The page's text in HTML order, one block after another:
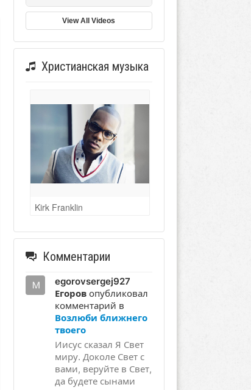
View All Videos
Христианская музыка
Kirk Franklin
Комментарии
egorovsergej927
Егоровопубликовал
комментарий в
Возлюби ближнего
твоего
Иисус сказал Я Свет
миру. Доколе Свет с
вами, веруйте в Свет,
да будете сынами